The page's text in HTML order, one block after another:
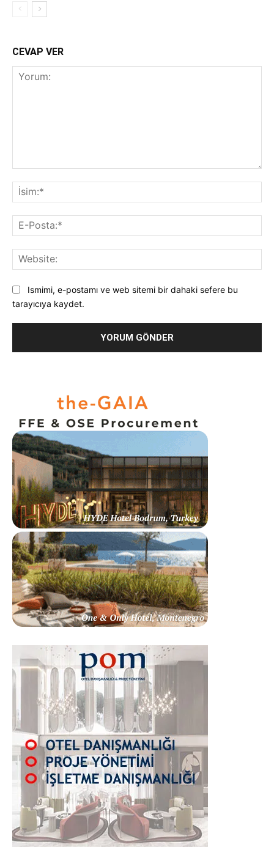
CEVAP VER
Ismimi, e-postamı ve web sitemi bir dahaki sefere bu
tarayıcıya kaydet.